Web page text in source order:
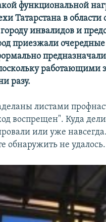
функциональной
Татарстана в области
инвалидов и
приезжали
работающими
разу.
листами
воспрещен". Куда
или уже
обнаружить не удалось.